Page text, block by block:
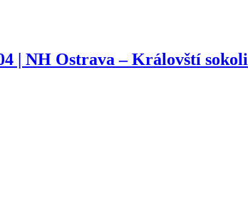
| NH Ostrava – Královští sokoli